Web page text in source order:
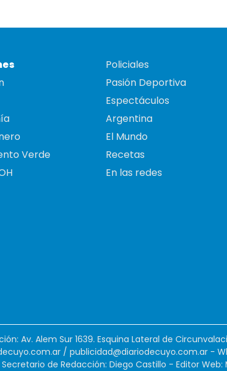
Verde
Policiales
Pasión Deportiva
Espectáculos
Argentina
El Mundo
Recetas
En las redes
Av. Alem Sur 1639. Esquina Lateral de
/ publicidad@diariodecuyo.com.ar -
de Redacción: Diego Castillo - Editor Web: